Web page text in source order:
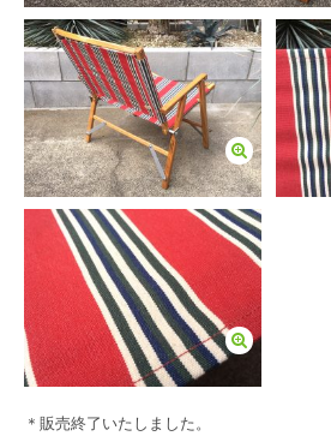
＊販売終了いたしました。